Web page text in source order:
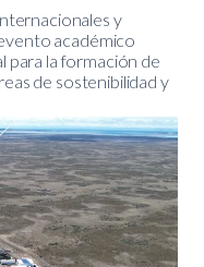
y
académico
para la formación de
de sostenibilidad y